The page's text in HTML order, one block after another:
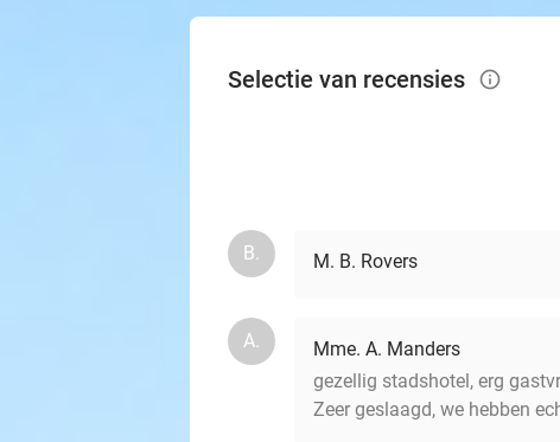
Selectie van recensies info_outlined
B. M. B. Rovers
A.
Mme. A. Manders
gezellig stadshotel, erg
Zeer geslaagd, we hebben